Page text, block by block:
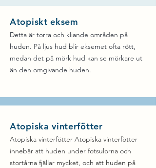
Atopiskt eksem
Detta är torra och kliande områden på
huden. På ljus hud blir eksemet ofta rött,
medan det på mörk hud kan se mörkare ut
än den omgivande huden.
Atopiska vinterfötter
Atopiska vinterfötter Atopiska vinterfötter
innebär att huden under fotsulorna och
stortårna fjällar mycket, och att huden på